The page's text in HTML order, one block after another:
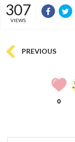
307
VIEWS
PREVIOUS
0